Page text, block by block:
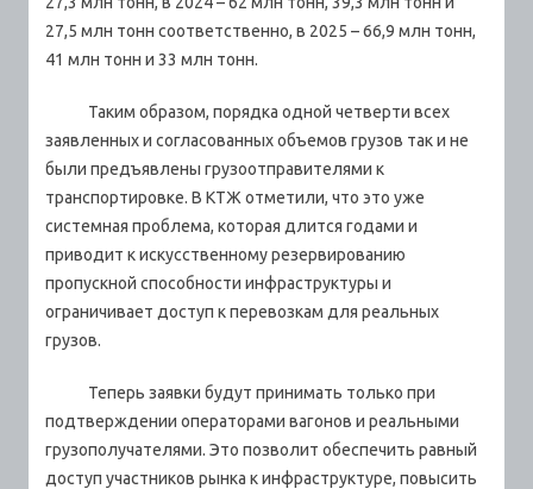
27,5 млн тонн соответственно, в 2025 – 66,9 млн тонн,
41 млн тонн и 33 млн тонн.
Таким образом, порядка одной четверти всех
заявленных и согласованных объемов грузов так и не
были предъявлены грузоотправителями к
транспортировке. В КТЖ отметили, что это уже
системная проблема, которая длится годами и
приводит к искусственному резервированию
пропускной способности инфраструктуры и
ограничивает доступ к перевозкам для реальных
грузов.
Теперь заявки будут принимать только при
подтверждении операторами вагонов и реальными
грузополучателями. Это позволит обеспечить равный
доступ участников рынка к инфраструктуре, повысить